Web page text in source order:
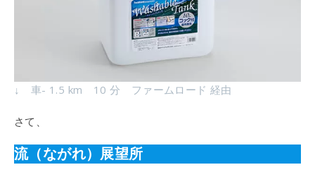
↓ 車- 1.5 km 10 分 ファームロード 経由
さて、
流（ながれ）展望所